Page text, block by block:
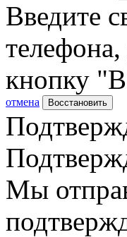
Введите
кнопку
отмена Восстановить
Мы